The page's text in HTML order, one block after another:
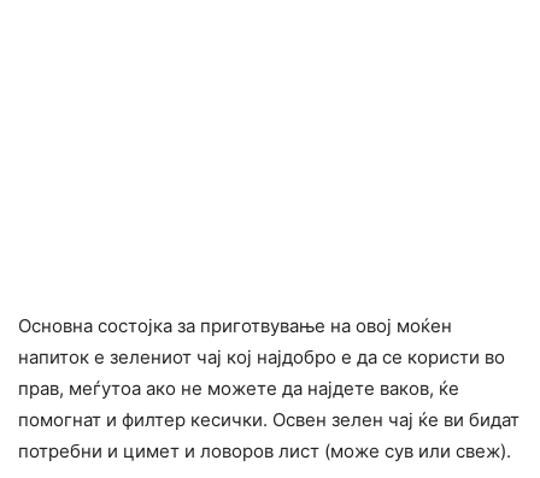
Основна состојка за приготвување на овој моќен
напиток е зелениот чај кој најдобро е да се користи во
прав, меѓутоа ако не можете да најдете ваков, ќе
помогнат и филтер кесички. Освен зелен чај ќе ви бидат
потребни и цимет и ловоров лист (може сув или свеж).